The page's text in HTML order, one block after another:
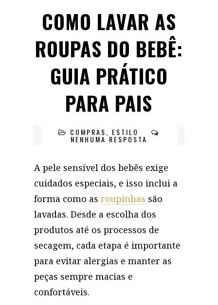
COMO LAVAR AS
ROUPAS DO BEBÊ:
GUIA PRÁTICO
PARA PAIS
COMPRAS ESTILO
NENHUMA RESPOSTA
A pele sensível dos bebês exige
cuidados especiais, e isso inclui a
forma como as roupinhas são
lavadas. Desde a escolha dos
produtos até os processos de
secagem, cada etapa é importante
para evitar alergias e manter as
peças sempre macias e
confortáveis.